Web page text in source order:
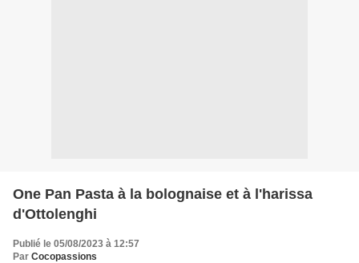
One Pan Pasta à la bolognaise et à l'harissa
d'Ottolenghi
Publié le 05/08/2023 à 12:57
Par Cocopassions